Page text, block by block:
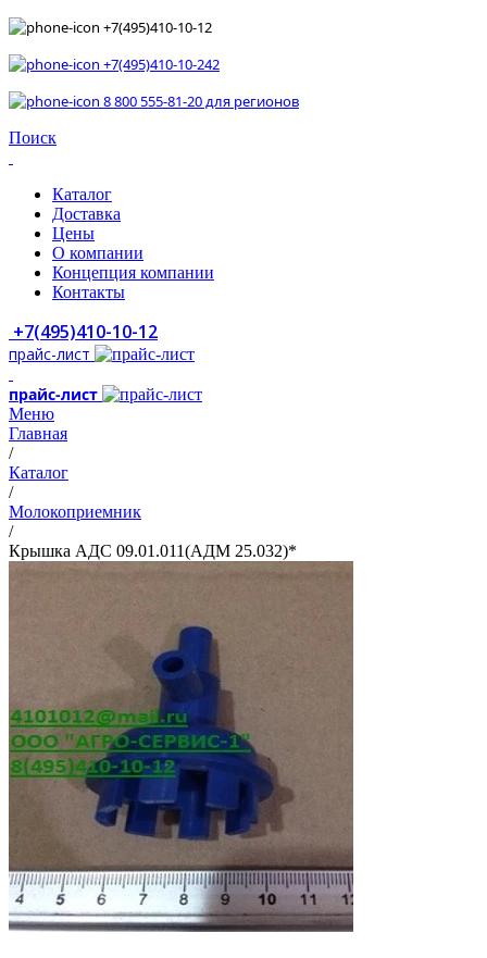
+7(495)410-10-12
+7(495)410-10-242
8 800 555-81-20 для регионов
Поиск
Каталог
Доставка
Цены
О компании
Концепция компании
Контакты
+7(495)410-10-12
прайс-лист
прайс-лист
Меню
Главная
/
Каталог
/
Молокоприемник
/
Крышка АДС 09.01.011(АДМ 25.032)*